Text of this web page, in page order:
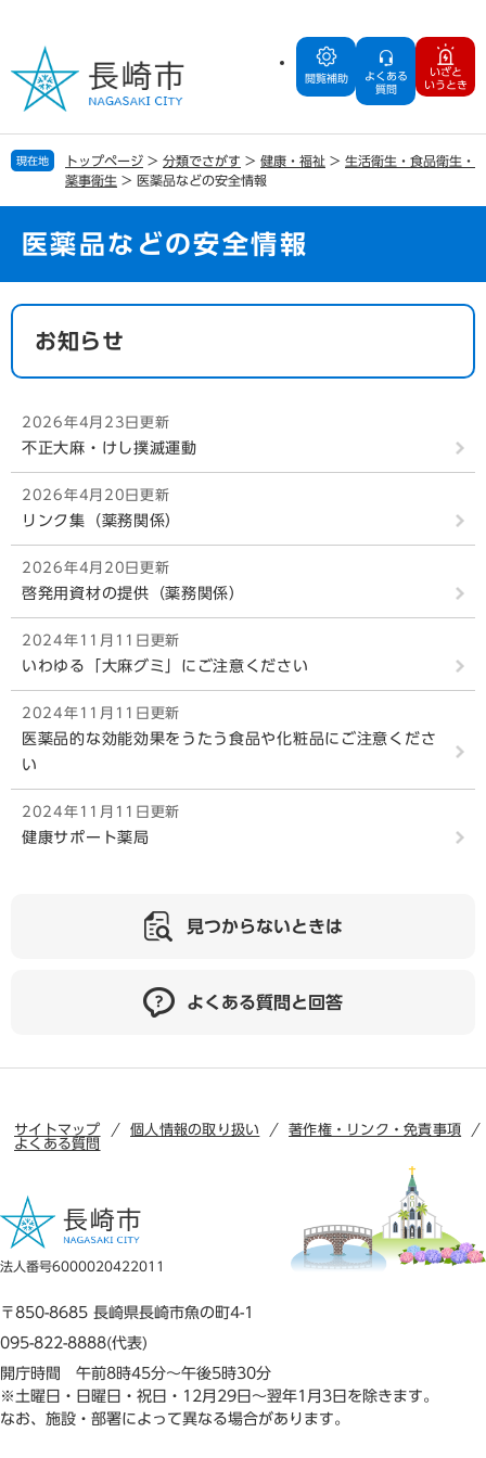
の
で
す
ー
ば
し
閲覧補助
よくある
質問
いざと
いうとき
現在地 トップページ > 分類でさがす > 健康・福祉 > 生活衛生・食品衛生・
薬事衛生 > 医薬品などの安全情報
医薬品などの安全情報
本
お知らせ
2026年4月23日更新
不正大麻・けし撲滅運動
2026年4月20日更新
リンク集（薬務関係）
2026年4月20日更新
啓発用資材の提供（薬務関係）
2024年11月11日更新
いわゆる「大麻グミ」にご注意ください
2024年11月11日更新
医薬品的な効能効果をうたう食品や化粧品にご注意くださ
い
2024年11月11日更新
健康サポート薬局
見つからないときは
よくある質問と回答
サイトマップ 個人情報の取り扱い
著作権・リンク・免責事項
よくある質問
法人番号6000020422011
〒850-8685 長崎県長崎市魚の町4-1
095-822-8888(代表)
開庁時間 午前8時45分～午後5時30分
※土曜日・日曜日・祝日・12月29日～翌年1月3日を除きます。
なお、施設・部署によって異なる場合があります。